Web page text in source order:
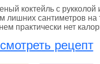
коктейль с рукколой
лишних сантиметров на
практически нет
рецепт